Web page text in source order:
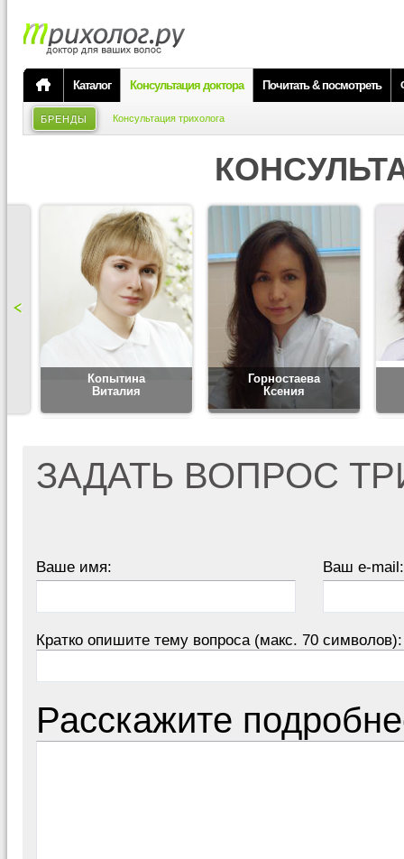
Каталог Консультация доктора Почитать & посмотреть
БРЕНДЫ Консультация трихолога
Копытина
Виталия
Горностаева
Ксения
ЗАДАТЬ ВОПРОС
Ваше имя: Ваш e-mail:
Кратко опишите тему вопроса (макс. 70 символов):
Расскажите